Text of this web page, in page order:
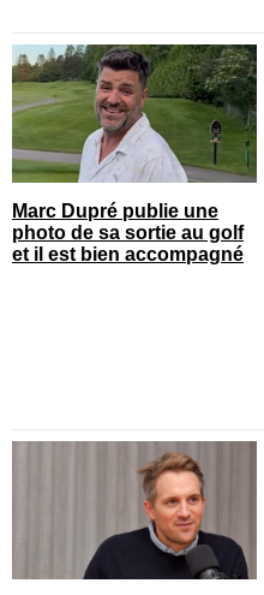
Marc Dupré publie une
photo de sa sortie au golf
et il est bien accompagné